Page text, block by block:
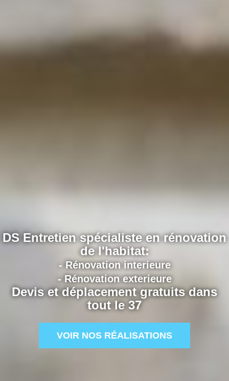
DS Entretien spécialiste en rénovation
de l'habitat:
- Rénovation interieure
- Rénovation exterieure
Devis et déplacement gratuits dans
tout le 37
VOIR NOS RÉALISATIONS